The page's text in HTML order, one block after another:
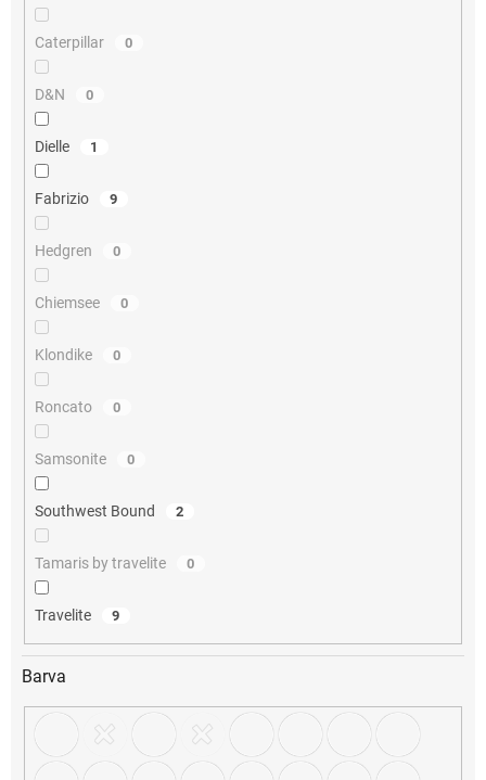
Caterpillar 0
D&N 0
Dielle 1
Fabrizio 9
Hedgren 0
Chiemsee 0
Klondike 0
Roncato 0
Samsonite 0
Southwest Bound 2
Tamaris by travelite 0
Travelite 9
Barva